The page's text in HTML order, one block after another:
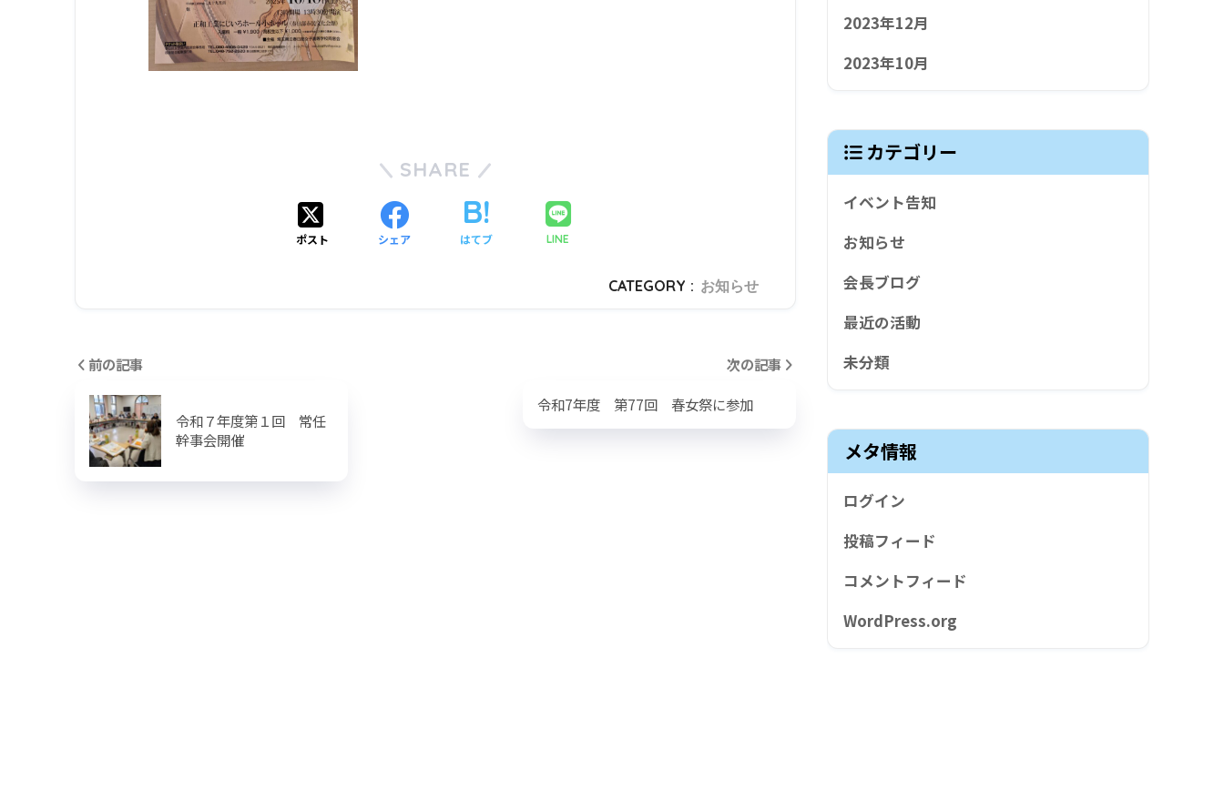
SHARE
ポスト シェア はてブ LINE
CATEGORY : お知らせ
前の記事
令和７年度第１回 常任
幹事会開催
次の記事
令和7年度 第77回 春女祭に参加
2023年12月
2023年10月
カテゴリー
イベント告知
お知らせ
会長ブログ
最近の活動
未分類
メタ情報
ログイン
投稿フィード
コメントフィード
WordPress.org